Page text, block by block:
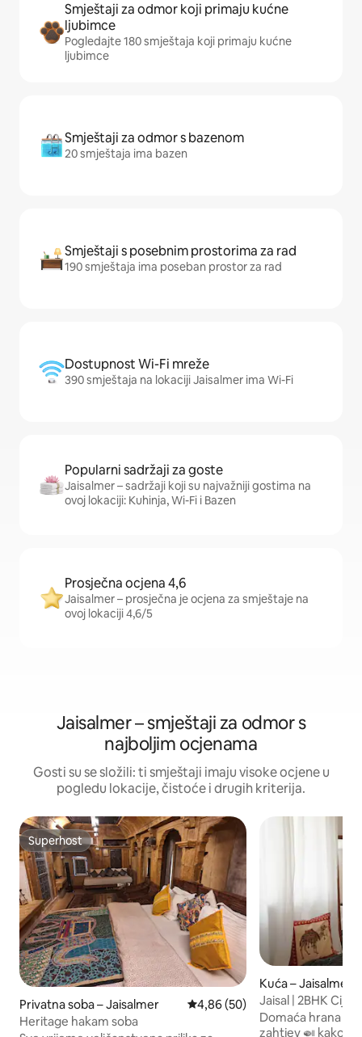
Smještaji za odmor koji primaju kućne
ljubimce
Pogledajte 180 smještaja koji primaju kućne
ljubimce
Smještaji za odmor s bazenom
20 smještaja ima bazen
Smještaji s posebnim prostorima za rad
190 smještaja ima poseban prostor za rad
Dostupnost Wi-Fi mreže
390 smještaja na lokaciji Jaisalmer ima Wi-Fi
Popularni sadržaji za goste
Jaisalmer – sadržaji koji su najvažniji gostima na
ovoj lokaciji: Kuhinja, Wi-Fi i Bazen
Prosječna ocjena 4,6
Jaisalmer – prosječna je ocjena za smještaje na
ovoj lokaciji 4,6/5
Jaisalmer – smještaji za odmor s
najboljim ocjenama
Gosti su se složili: ti smještaji imaju visoke ocjene u
pogledu lokacije, čistoće i drugih kriterija.
Superhost
Superhost
Privatna soba – Jaisalmer Prosječna ocjena: 4,86/5,
4,86 (50)
Heritage hakam soba
Kuća – Jaisalmer
Jaisal | 2BHK
pogled na tvrđavu
Domaća hrana
zahtjev 🍛 kako